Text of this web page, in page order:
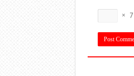
× 7